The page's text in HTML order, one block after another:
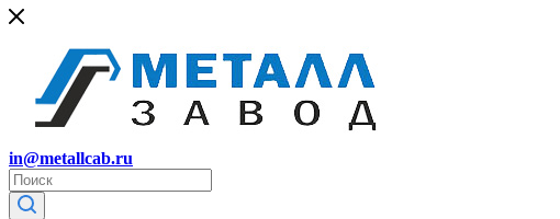
in@metallcab.ru